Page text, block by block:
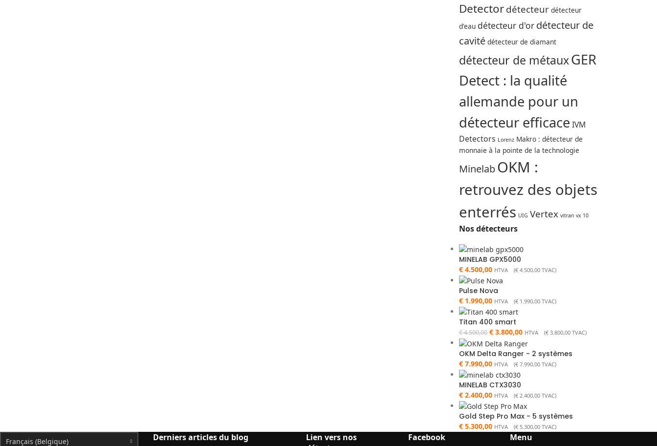
Detectordétecteur détecteur
d'eau détecteur d'or détecteur de
cavité détecteur de diamant
détecteur de métauxGER
Detect : la qualité
allemande pour un
détecteur efficace IVM
Detectors Lorenz Makro : détecteur de
monnaie à la pointe de la technologie
MinelabOKM :
retrouvez des objets
enterrés UIG Vertex vitran vx 10
Nos détecteurs
MINELAB GPX5000
€4.500,00 HTVA (€4.500,00TVAC)
Pulse Nova
€1.990,00 HTVA (€1.990,00TVAC)
Titan 400 smart
€4.500,00 €3.800,00 HTVA (€3.800,00TVAC)
OKM Delta Ranger - 2 systèmes
€7.990,00 HTVA (€7.990,00TVAC)
MINELAB CTX3030
€2.400,00 HTVA (€2.400,00TVAC)
Gold Step Pro Max - 5 systèmes
€5.300,00 HTVA (€5.300,00TVAC)
Français (Belgique) Derniers articles du blog
Lien vers nos
Facebook Menu